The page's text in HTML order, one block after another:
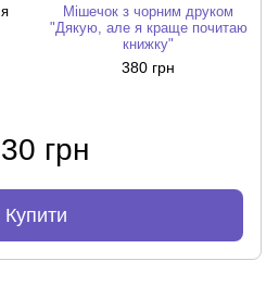
Мішечок з чорним друком
"Дякую, але я краще почитаю
книжку"
380 грн
грн
Купити